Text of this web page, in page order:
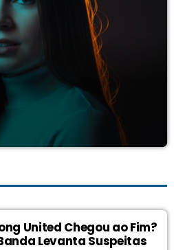
United Chegou ao Fim?
Levanta Suspeitas